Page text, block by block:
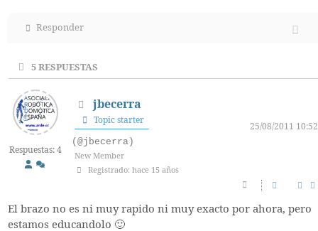
Responder
5RESPUESTAS
Respuestas: 4
jbecerra
Topic starter
25/08/2011 10:52
(@jbecerra)
New Member
Registrado: hace 15 años
El brazo no es ni muy rapido ni muy exacto por ahora, pero
estamos educandolo 🙂